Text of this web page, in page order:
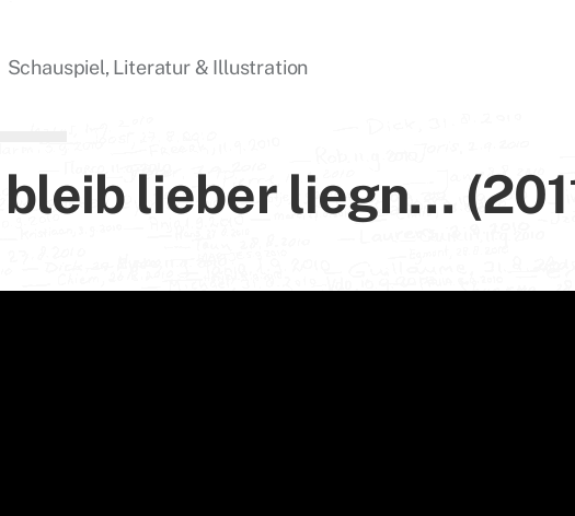
Schauspiel, Literatur & Illustration
bleib lieber liegn…